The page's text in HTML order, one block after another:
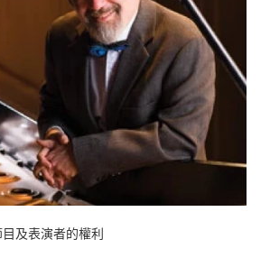
及表演者的權利